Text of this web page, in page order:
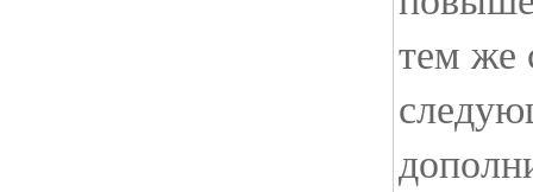
тем же